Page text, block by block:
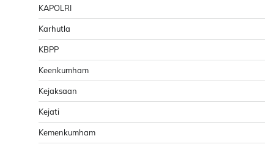
KAPOLRI
Karhutla
KBPP
Keenkumham
Kejaksaan
Kejati
Kemenkumham